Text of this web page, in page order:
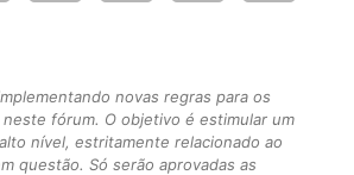
novas regras para os
fórum. O objetivo é estimular um
nível, estritamente relacionado ao
questão. Só serão aprovadas as